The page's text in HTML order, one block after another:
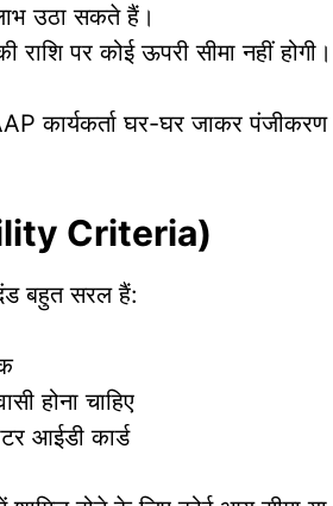
उठा सकते हैं।
पर कोई ऊपरी सीमा नहीं
कार्यकर्ता घर-घर जाकर
Criteria)
बहुत सरल हैं:
होना चाहिए
आईडी कार्ड